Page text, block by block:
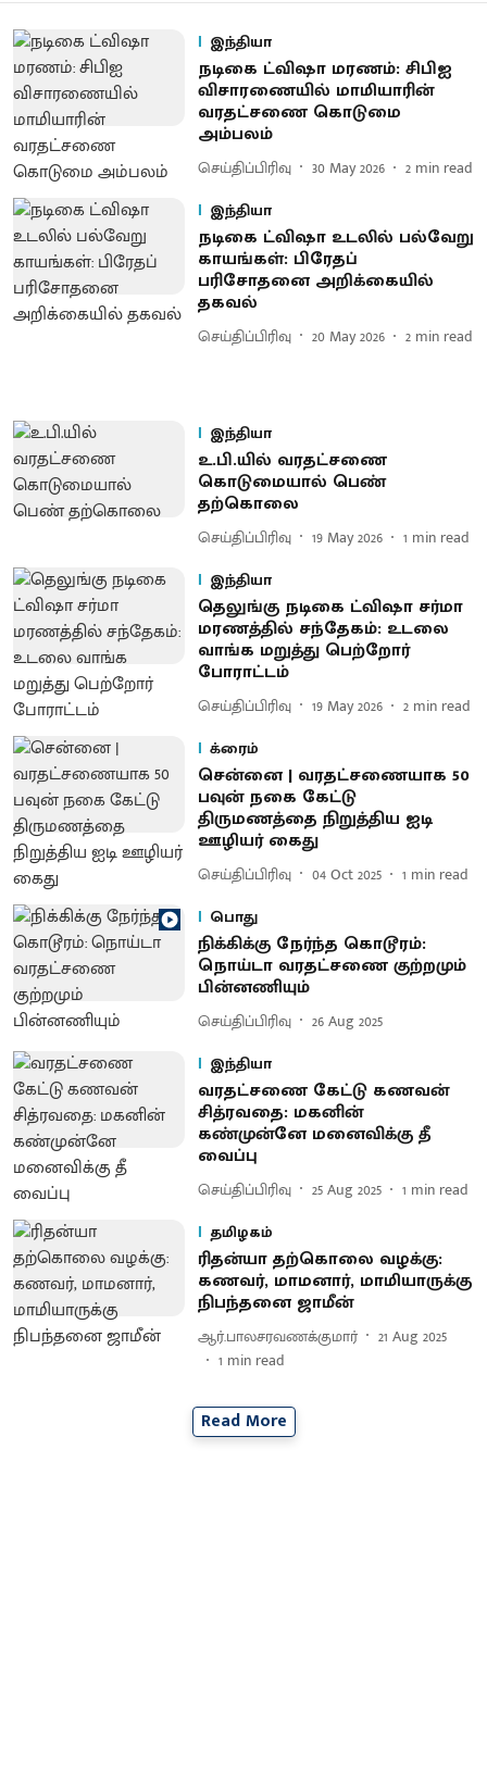
இந்தியா
நடிகை ட்விஷா மரணம்: சிபிஐ
விசாரணையில் மாமியாரின்
வரதட்சணை கொடுமை
அம்பலம்
செய்திப்பிரிவு 30 May 2026 2 min read
இந்தியா
நடிகை ட்விஷா உடலில் பல்வேறு
காயங்கள்: பிரேதப்
பரிசோதனை அறிக்கையில்
தகவல்
செய்திப்பிரிவு 20 May 2026 2 min read
இந்தியா
உ.பி.யில் வரதட்சணை
கொடுமை​யால் பெண்
தற்கொலை
செய்திப்பிரிவு 19 May 2026 1 min read
இந்தியா
தெலுங்கு நடிகை ட்விஷா சர்மா
மரணத்தில் சந்தேகம்: உடலை
வாங்க மறுத்து பெற்றோர்
போராட்டம்
செய்திப்பிரிவு 19 May 2026 2 min read
க்ரைம்
சென்னை | வரதட்சணையாக 50
பவுன் நகை கேட்டு
திருமணத்தை நிறுத்திய ஐடி
ஊழியர் கைது
செய்திப்பிரிவு 04 Oct 2025 1 min read
பொது
நிக்கிக்கு நேர்ந்த கொடூரம்:
நொய்டா வரதட்சணை குற்றமும்
பின்னணியும்
செய்திப்பிரிவு
26 Aug 2025
இந்தியா
வரதட்சணை கேட்டு கணவன்
சித்ரவதை: மகனின்
கண்முன்னே மனைவிக்கு தீ
வைப்பு
செய்திப்பிரிவு 25 Aug 2025 1 min read
தமிழகம்
ரிதன்யா தற்கொலை வழக்கு:
கணவர், மாமனார், மாமியாருக்கு
நிபந்தனை ஜாமீன்
ஆர்.பாலசரவணக்குமார்
21 Aug 2025
1 min read
Read More